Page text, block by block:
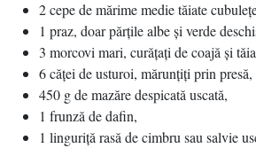
2 cepe de mărime medie tăiate
1 praz, doar părţile albe şi verde
3 morcovi mari, curăţaţi de coajă şi
6 căţei de usturoi, mărunţiţi prin presă,
450 g de mazăre despicată uscată,
1 frunză de dafin,
1 linguriţă rasă de cimbru sau salvie